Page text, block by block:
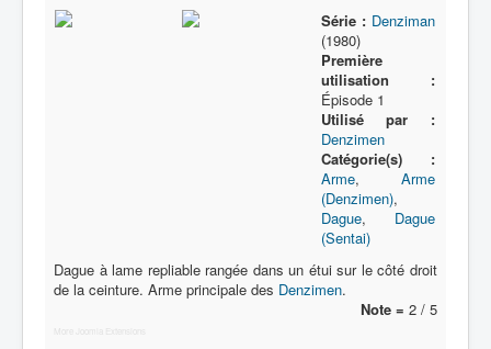
Accessoires Série : Denziman
(1980)
Première
utilisation :
Épisode 1
Utilisé par :
Denzimen
Catégorie(s) :
Arme, Arme
(Denzimen),
Dague, Dague
(Sentai)
Dague à lame repliable rangée dans un étui sur le côté droit
de la ceinture. Arme principale des Denzimen.
Note = 2 / 5
More Joomla Extensions